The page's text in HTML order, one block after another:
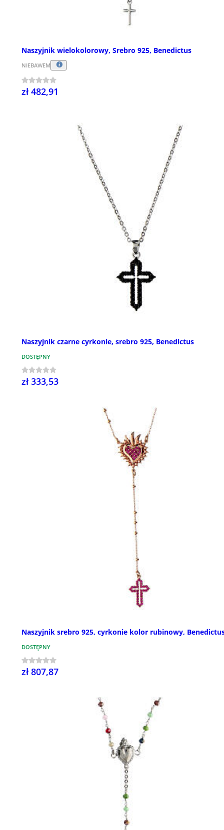
Naszyjnik wielokolorowy, Srebro 925, Benedictus
NIEBAWEM
zł 482,91
Naszyjnik czarne cyrkonie, srebro 925, Benedictus
DOSTĘPNY
zł 333,53
Naszyjnik srebro 925, cyrkonie kolor rubinowy,
DOSTĘPNY
zł 807,87